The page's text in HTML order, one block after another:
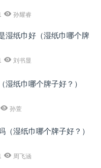
孙耀睿
湿纸巾好（湿纸巾哪个牌
刘书显
湿纸巾哪个牌子好？）
孙萱
（湿纸巾哪个牌子好？）
周飞涵